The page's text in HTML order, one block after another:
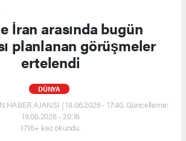
İran arasında bugün
planlanan görüşmeler
ertelendi
DÜNYA
HABER AJANSI | 19.06.2026 - 17:40, Güncelleme:
19.06.2026 - 20:16
1716+ kez okundu.